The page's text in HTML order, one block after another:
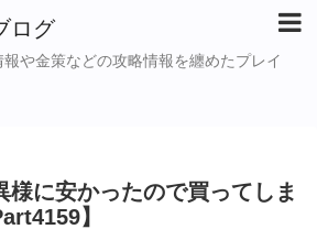
ログ
や金策などの攻略情報を纏めたプレイ
様に安かったので買ってしま
】